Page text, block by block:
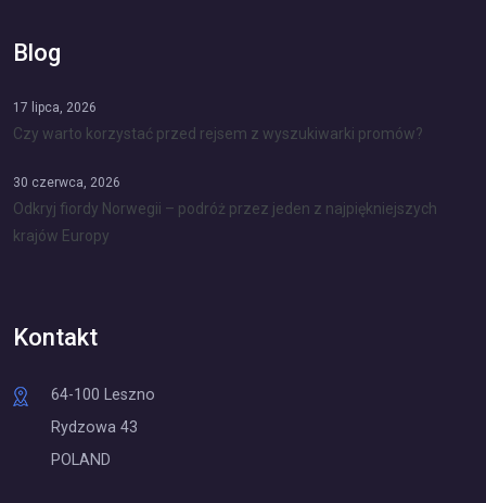
Blog
17 lipca, 2026
Czy warto korzystać przed rejsem z wyszukiwarki promów?
30 czerwca, 2026
Odkryj fiordy Norwegii – podróż przez jeden z najpiękniejszych
krajów Europy
Kontakt
64-100 Leszno
Rydzowa 43
POLAND